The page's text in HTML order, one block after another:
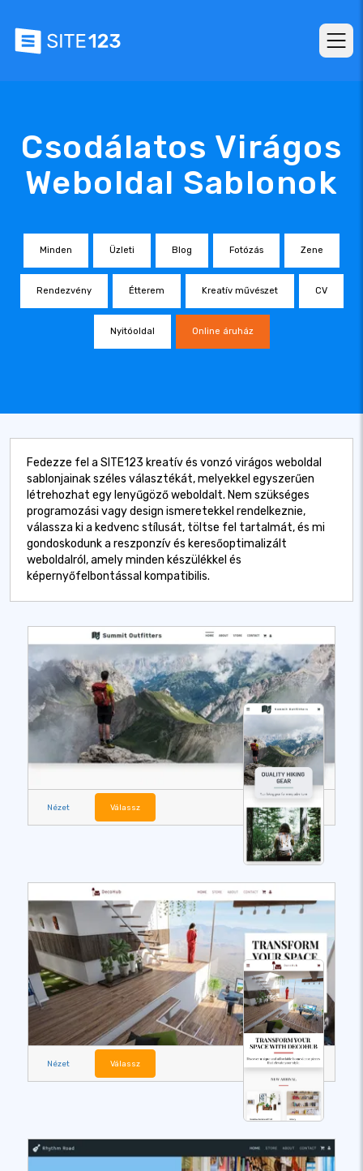
Csodálatos Virágos
Weboldal Sablonok
Minden Üzleti Blog Fotózás Zene
Rendezvény Étterem Kreatív művészet CV
Nyitóoldal Online áruház
Fedezze fel a SITE123 kreatív és vonzó virágos weboldal
sablonjainak széles választékát, melyekkel egyszerűen
létrehozhat egy lenyűgöző weboldalt. Nem szükséges
programozási vagy design ismeretekkel rendelkeznie,
válassza ki a kedvenc stílusát, töltse fel tartalmát, és mi
gondoskodunk a reszponzív és keresőoptimalizált
weboldalról, amely minden készülékkel és
képernyőfelbontással kompatibilis.
Nézet Válassz
Nézet Válassz